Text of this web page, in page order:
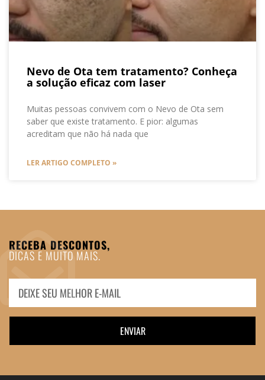
Nevo de Ota tem tratamento? Conheça
a solução eficaz com laser
Muitas pessoas convivem com o Nevo de Ota sem
saber que existe tratamento. E pior: algumas
acreditam que não há nada que
LER ARTIGO COMPLETO »
RECEBA DESCONTOS,
DICAS E MUITO MAIS.
ENVIAR